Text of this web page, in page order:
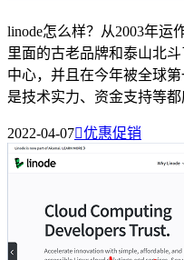
linode怎么样？从2003年运
里面的古老品牌和泰山北
中心，并且在今年被全球
是技术实力、资金支持等
2022-04-07优惠促销